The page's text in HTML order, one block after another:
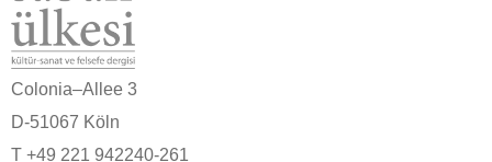
Colonia–Allee 3
D-51067 Köln
T +49 221 942240-261